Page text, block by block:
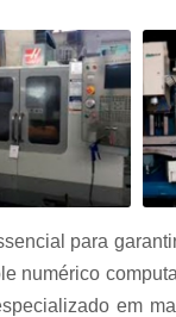
para
numérico
em